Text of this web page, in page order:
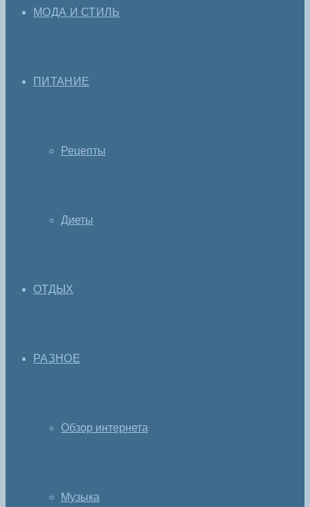
МОДА И СТИЛЬ
ПИТАНИЕ
Рецепты
Диеты
ОТДЫХ
РАЗНОЕ
Обзор интернета
Музыка